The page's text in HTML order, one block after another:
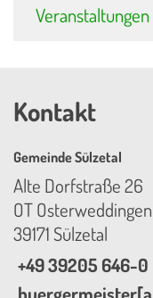
Veranstaltungen
Kontakt
Gemeinde Sülzetal
Alte Dorfstraße 26
OT Osterweddingen
39171 Sülzetal
+49 39205 646-0